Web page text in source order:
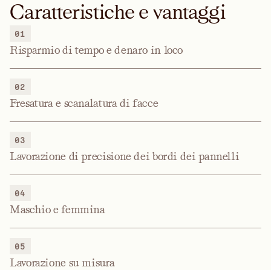
Caratteristiche e vantaggi
01
Risparmio di tempo e denaro in loco
02
Fresatura e scanalatura di facce
03
Lavorazione di precisione dei bordi dei pannelli
04
Maschio e femmina
05
Lavorazione su misura